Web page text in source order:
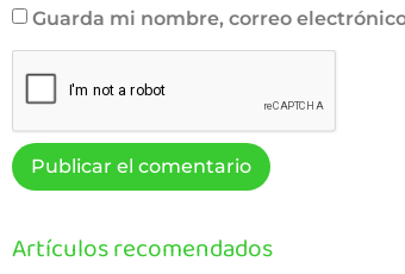
Guarda mi nombre, correo
Artículos recomendados